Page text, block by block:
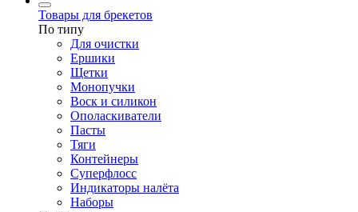
Товары для брекетов
По типу
Для очистки
Ершики
Щетки
Монопучки
Воск и силикон
Ополаскиватели
Пасты
Тяги
Контейнеры
Суперфлосс
Индикаторы налёта
Наборы